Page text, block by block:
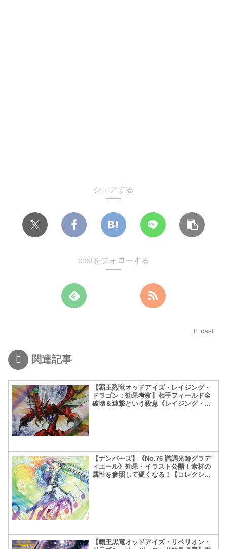
シェアする
castをフォローする
cast
関連記事
【覇王烈竜オッドアイズ・レイジング・
ドラゴン：効果考察】相手フィールド全
破壊＆連撃という殺意《レイジング・テ
【ナンバーズ】《No.76 諧調光師グラデ
ィエール》効果・イラスト公開！素材の
属性を参照して硬くなる！【コレクショ
【覇王黒竜オッドアイズ・リベリオン・